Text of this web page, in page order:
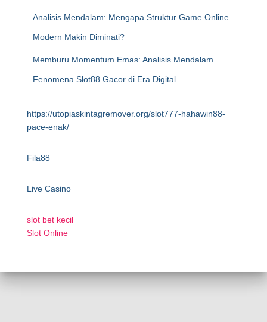
Analisis Mendalam: Mengapa Struktur Game Online
Modern Makin Diminati?
Memburu Momentum Emas: Analisis Mendalam
Fenomena Slot88 Gacor di Era Digital
https://utopiaskintagremover.org/slot777-hahawin88-
pace-enak/
Fila88
Live Casino
slot bet kecil
Slot Online